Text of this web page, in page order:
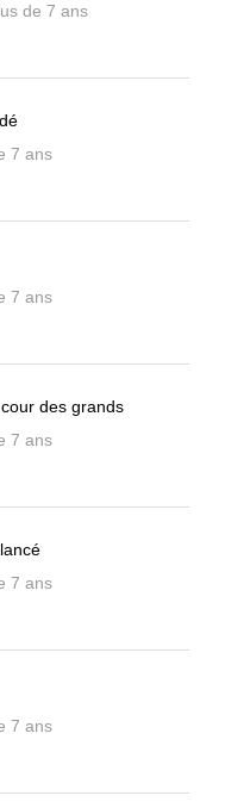
de 7 ans
7 ans
7 ans
des grands
7 ans
7 ans
7 ans